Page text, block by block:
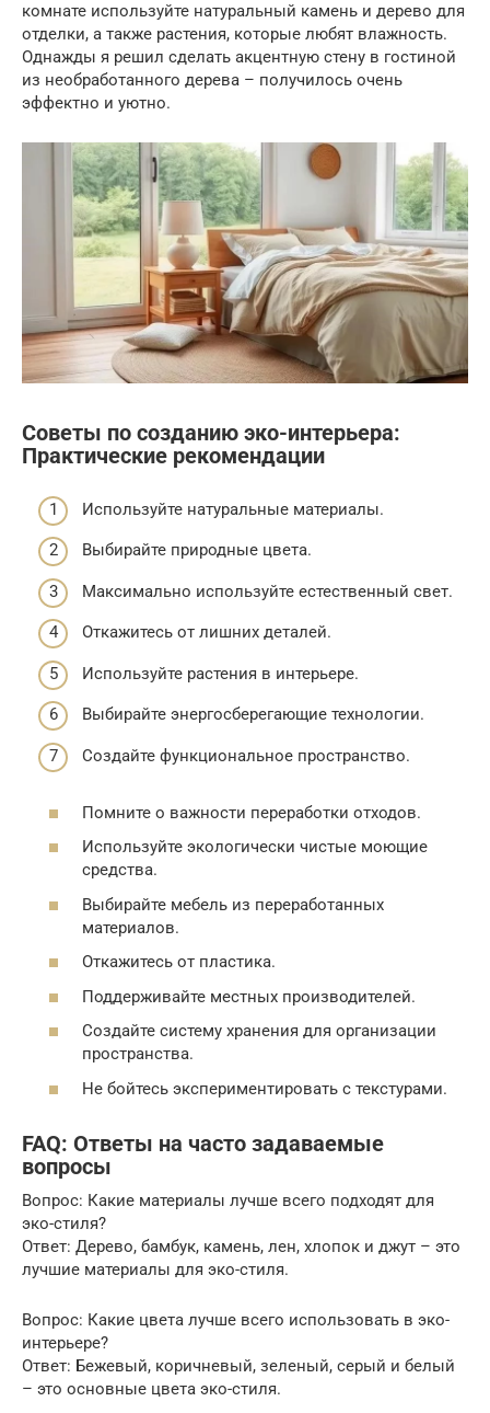
комнате используйте натуральный камень и дерево для
отделки, а также растения, которые любят влажность.
Однажды я решил сделать акцентную стену в гостиной
из необработанного дерева – получилось очень
эффектно и уютно.
Советы по созданию эко-интерьера:
Практические рекомендации
Используйте натуральные материалы.
Выбирайте природные цвета.
Максимально используйте естественный свет.
Откажитесь от лишних деталей.
Используйте растения в интерьере.
Выбирайте энергосберегающие технологии.
Создайте функциональное пространство.
Помните о важности переработки отходов.
Используйте экологически чистые моющие
средства.
Выбирайте мебель из переработанных
материалов.
Откажитесь от пластика.
Поддерживайте местных производителей.
Создайте систему хранения для организации
пространства.
Не бойтесь экспериментировать с текстурами.
FAQ: Ответы на часто задаваемые
вопросы
Вопрос: Какие материалы лучше всего подходят для
эко-стиля?
Ответ: Дерево, бамбук, камень, лен, хлопок и джут – это
лучшие материалы для эко-стиля.
Вопрос: Какие цвета лучше всего использовать в эко-
интерьере?
Ответ: Бежевый, коричневый, зеленый, серый и белый
– это основные цвета эко-стиля.